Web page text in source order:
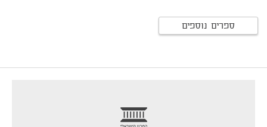
ספרים נוספים